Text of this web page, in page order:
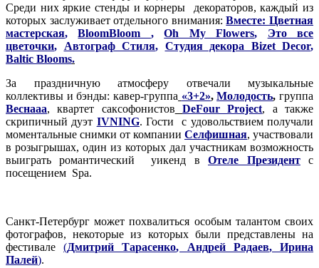
Cреди них яркие стенды и корнеры декораторов, каждый из
которых заслуживает отдельного внимания:Вместе: Цветная
мастерская,BloomBloom ,Oh My Flowers, Это все
цветочки, Автограф Стиля, Студия декора Bizet Decor,
Baltic Blooms.
За праздничную атмосферу отвечали музыкальные
коллективы и бэнды: кавер-группа «3+2»,Молодость,группа
Веснааа, квартет саксофонистов DeFour Project, а также
скрипичный дуэт IVNING. Гости с удовольствием получали
моментальные снимки от компании Селфишная, участвовали
в розыгрышах, один из которых дал участникам возможность
выиграть романтический уикенд вОтеле Президентс
посещением Spa.
Санкт-Петербург может похвалиться особым талантом своих
фотографов, некоторые из которых были представлены на
фестивале(Дмитрий Тарасенко, Андрей Радаев,Ирина
Палей).